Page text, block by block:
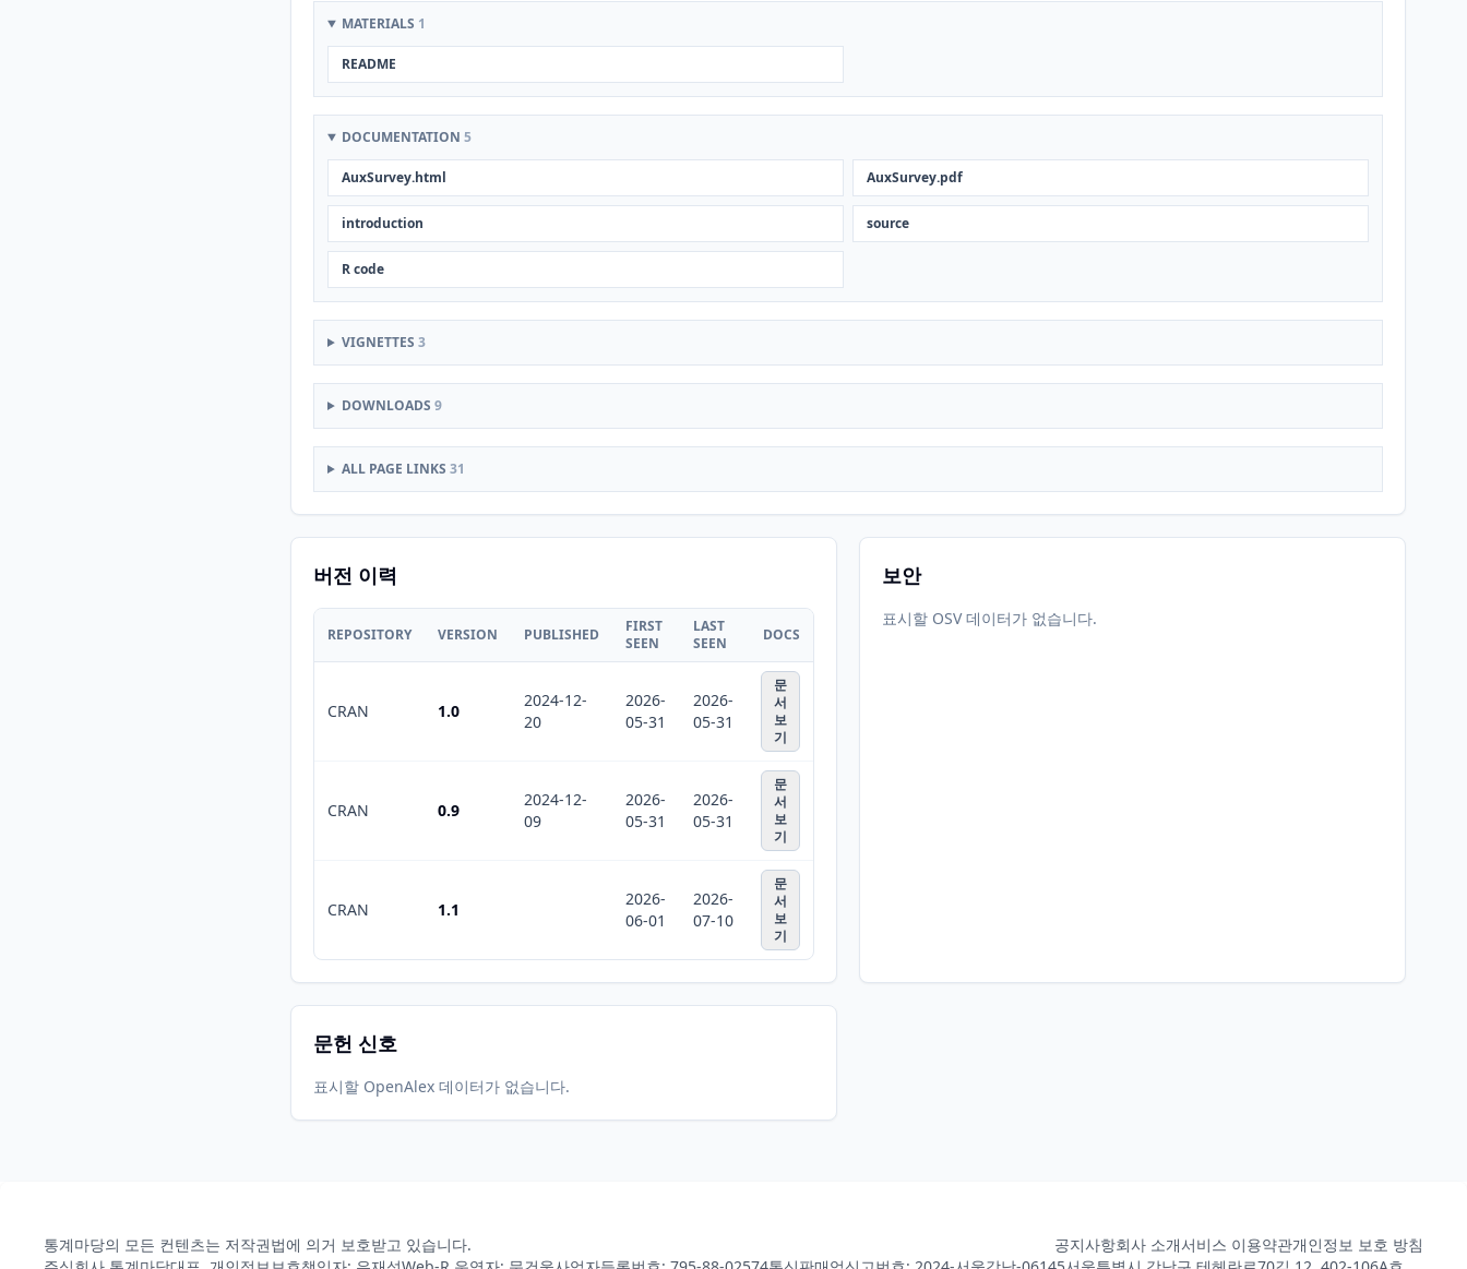
MATERIALS 1
README
DOCUMENTATION 5
AuxSurvey.html AuxSurvey.pdf
introduction source
R code
VIGNETTES 3
DOWNLOADS 9
ALL PAGE LINKS 31
버전 이력
REPOSITORY VERSION PUBLISHED
FIRST
SEEN
LAST
SEEN
DOCS
CRAN 1.0
2024-12-
20
2026-
05-31
2026-
05-31
문
서
보
기
CRAN 0.9
2024-12-
09
2026-
05-31
2026-
05-31
문
서
보
기
CRAN 1.1
2026-
06-01
2026-
07-10
문
서
보
기
보안
표시할 OSV 데이터가 없습니다.
문헌 신호
표시할 OpenAlex 데이터가 없습니다.
통계마당의 모든 컨텐츠는 저작권법에 의거 보호받고 있습니다. 공지사항회사 소개서비스 이용약관개인정보 보호 방침